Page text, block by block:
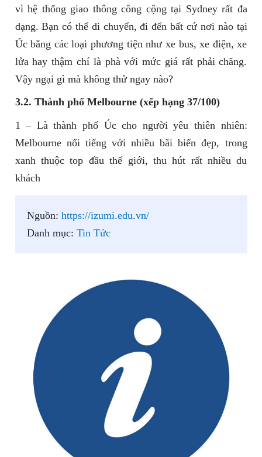
vì hệ thống giao thông công cộng tại Sydney rất đa
dạng. Bạn có thể di chuyển, đi đến bất cứ nơi nào tại
Úc bằng các loại phương tiện như xe bus, xe điện, xe
lửa hay thậm chí là phà với mức giá rất phải chăng.
Vậy ngại gì mà không thử ngay nào?
3.2. Thành phố Melbourne (xếp hạng 37/100)
1 – Là thành phố Úc cho người yêu thiên nhiên:
Melbourne nổi tiếng với nhiều bãi biển đẹp, trong
xanh thuộc top đầu thế giới, thu hút rất nhiều du
khách
Nguồn: https://izumi.edu.vn/
Danh mục: Tin Tức